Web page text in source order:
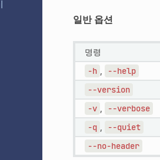
일반 옵션
명령
-h --help
--version
-v --verbose
-q --quiet
--no-header